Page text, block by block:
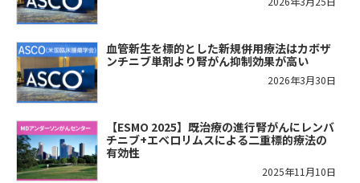
血管新生を標的とした新規併用療法はカボザ
ンチニブ単剤より腎がん抑制効果が高い
2026年3月30日
【ESMO 2025】既治療の進行腎がんにレンバ
チニブ+エベロリムスによる二重標的療法の
有効性
2025年11月10日